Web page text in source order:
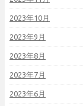
2023年10月
2023年9月
2023年8月
2023年7月
2023年6月